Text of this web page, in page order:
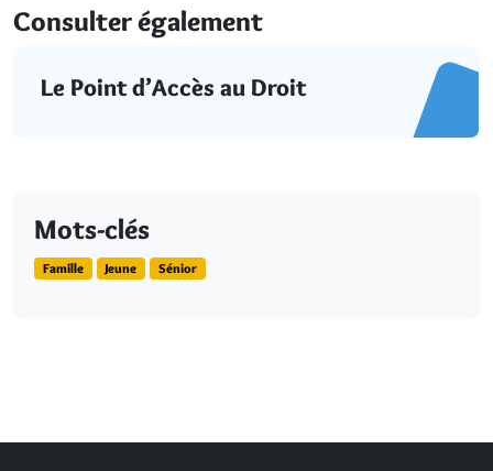
Consulter également
Le Point d’Accès au Droit
Mots-clés
Famille Jeune Sénior